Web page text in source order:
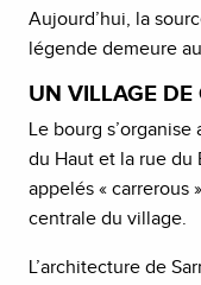
Aujourd’hui, la
légende demeure
UN VILLAGE DE
Le bourg
du Haut et la rue du
appelés « carrerous
centrale du village.
L’architecture de